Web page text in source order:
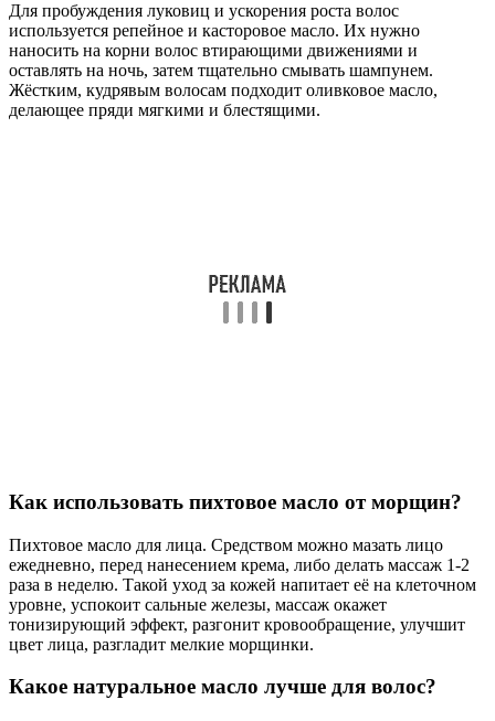
Для пробуждения луковиц и ускорения роста волос
используется репейное и касторовое масло. Их нужно
наносить на корни волос втирающими движениями и
оставлять на ночь, затем тщательно смывать шампунем.
Жёстким, кудрявым волосам подходит оливковое масло,
делающее пряди мягкими и блестящими.
Как использовать пихтовое масло от морщин?
Пихтовое масло для лица. Средством можно мазать лицо
ежедневно, перед нанесением крема, либо делать массаж 1-2
раза в неделю. Такой уход за кожей напитает её на клеточном
уровне, успокоит сальные железы, массаж окажет
тонизирующий эффект, разгонит кровообращение, улучшит
цвет лица, разгладит мелкие морщинки.
Какое натуральное масло лучше для волос?